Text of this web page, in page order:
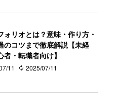
ォリオとは？意味・作り方・
のコツまで徹底解説【未経
者・転職者向け】
11 2025/07/11